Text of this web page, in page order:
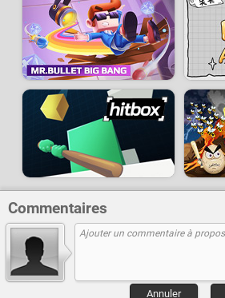
Commentaires
Annuler